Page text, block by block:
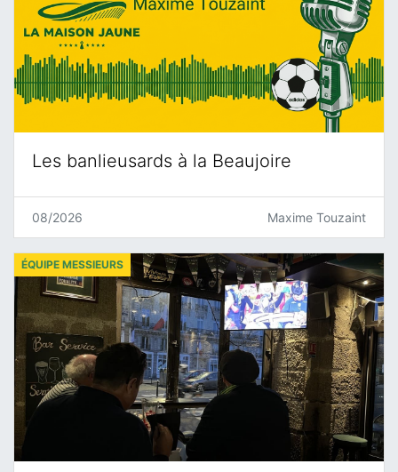
Les banlieusards à la Beaujoire
08/2026 Maxime Touzaint
ÉQUIPE MESSIEURS